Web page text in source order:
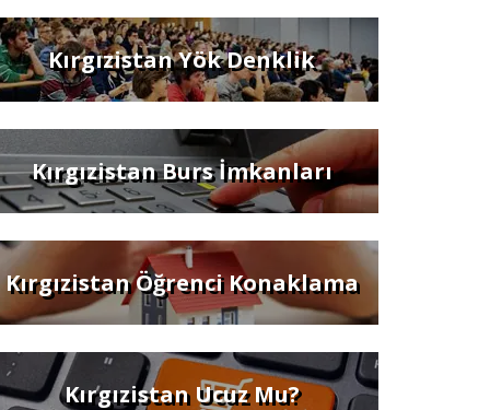
Kırgızistan Yök Denklik
Kırgızistan Burs İmkanları
Kırgızistan Öğrenci Konaklama
Kırgızistan Ucuz Mu?